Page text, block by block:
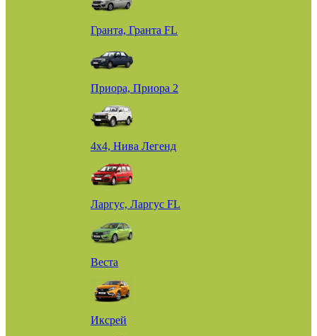
Гранта, Гранта FL
Приора, Приора 2
4х4, Нива Легенд
Ларгус, Ларгус FL
Веста
Иксрей